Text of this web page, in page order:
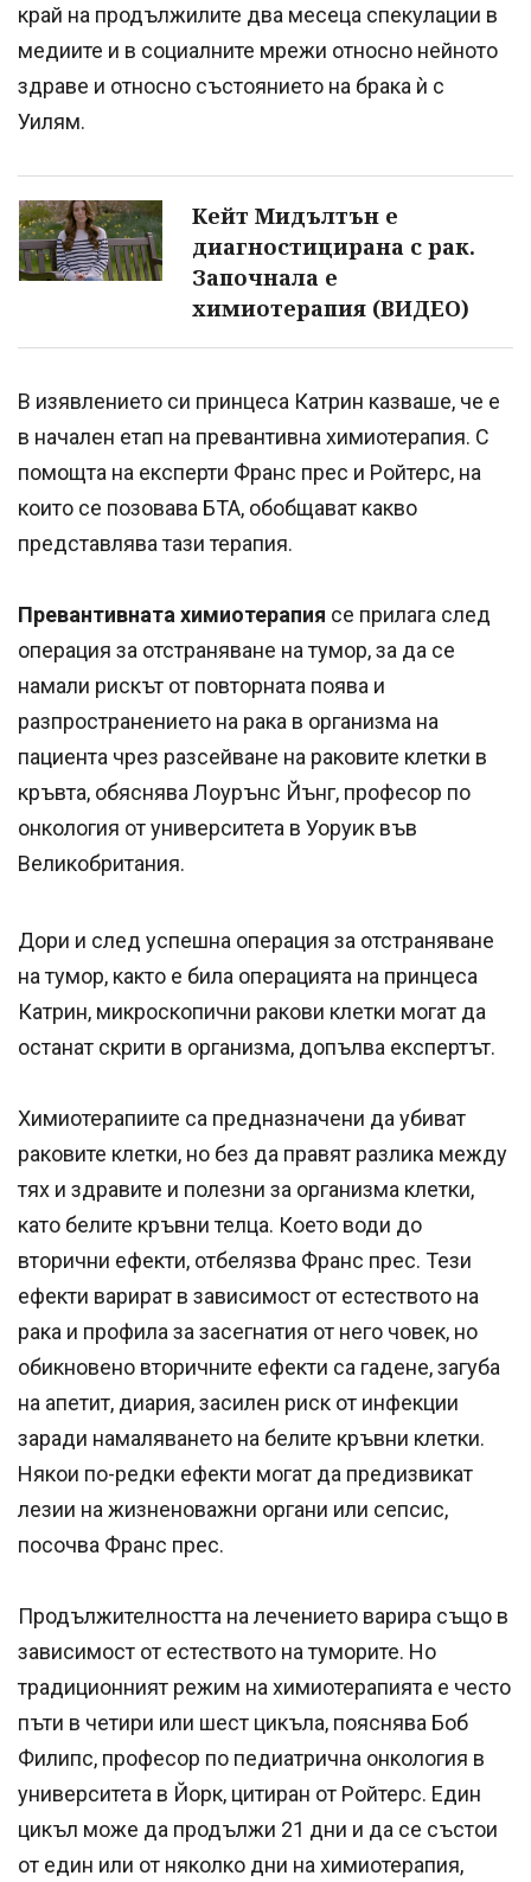
край на продължилите два месеца спекулации в
медиите и в социалните мрежи относно нейното
здраве и относно състоянието на брака ѝ с
Уилям.
Кейт Мидълтън е
диагностицирана с рак.
Започнала е
химиотерапия (ВИДЕО)
В изявлението си принцеса Катрин казваше, че е
в начален етап на превантивна химиотерапия. С
помощта на експерти Франс прес и Ройтерс, на
които се позовава БТА, обобщават какво
представлява тази терапия.
Превантивната химиотерапия се прилага след
операция за отстраняване на тумор, за да се
намали рискът от повторната поява и
разпространението на рака в организма на
пациента чрез разсейване на раковите клетки в
кръвта, обяснява Лоурънс Йънг, професор по
онкология от университета в Уоруик във
Великобритания.
Дори и след успешна операция за отстраняване
на тумор, както е била операцията на принцеса
Катрин, микроскопични ракови клетки могат да
останат скрити в организма, допълва експертът.
Химиотерапиите са предназначени да убиват
раковите клетки, но без да правят разлика между
тях и здравите и полезни за организма клетки,
като белите кръвни телца. Което води до
вторични ефекти, отбелязва Франс прес. Тези
ефекти варират в зависимост от естеството на
рака и профила за засегнатия от него човек, но
обикновено вторичните ефекти са гадене, загуба
на апетит, диария, засилен риск от инфекции
заради намаляването на белите кръвни клетки.
Някои по-редки ефекти могат да предизвикат
лезии на жизненоважни органи или сепсис,
посочва Франс прес.
Продължителността на лечението варира също в
зависимост от естеството на туморите. Но
традиционният режим на химиотерапията е често
пъти в четири или шест цикъла, пояснява Боб
Филипс, професор по педиатрична онкология в
университета в Йорк, цитиран от Ройтерс. Един
цикъл може да продължи 21 дни и да се състои
от един или от няколко дни на химиотерапия,